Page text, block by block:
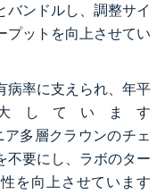
バンドルし、調整サイ
プットを向上させてい
病率に支えられ、年平
しています
ア多層クラウンのチェ
不要にし、ラボのター
を向上させています